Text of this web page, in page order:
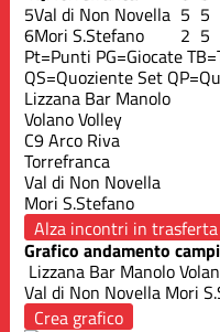
5Val di Non Novella 5 5
6Mori S.Stefano 2 5
Pt=Punti PG=Giocate
QS=Quoziente Set
Lizzana Bar Manolo
Volano Volley
C9 Arco Riva
Torrefranca
Val di Non Novella
Mori S.Stefano
Alza incontri in trasferta
Grafico andamento
Lizzana Bar Manolo
Val di Non Novella Mori
Crea grafico